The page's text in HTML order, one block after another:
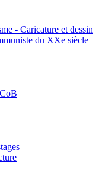
- Caricature et dessin
du XXe siècle